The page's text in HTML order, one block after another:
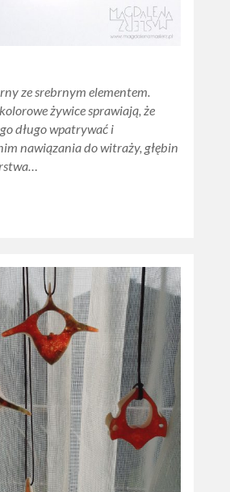
ze srebrnym elementem.
żywice sprawiają, że
długo wpatrywać i
nawiązania do witraży, głębin